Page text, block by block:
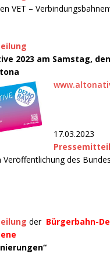
VET –
2023 am Samstag, den
17.03.2023
Veröffentlichung des
der Bürgerbahn-